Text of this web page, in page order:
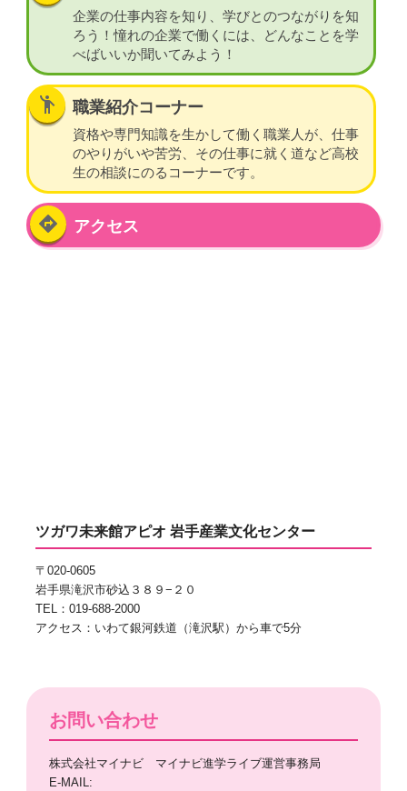
企業の仕事内容を知り、学びとのつながりを知
ろう！憧れの企業で働くには、どんなことを学
べばいいか聞いてみよう！
emoji_people 職業紹介コーナー
資格や専門知識を生かして働く職業人が、仕事
のやりがいや苦労、その仕事に就く道など高校
生の相談にのるコーナーです。
directions アクセス
ツガワ未来館アピオ 岩手産業文化センター
〒020-0605
岩手県滝沢市砂込３８９−２０
TEL：019-688-2000
アクセス：いわて銀河鉄道（滝沢駅）から車で5分
お問い合わせ
株式会社マイナビ マイナビ進学ライブ運営事務局
E-MAIL: